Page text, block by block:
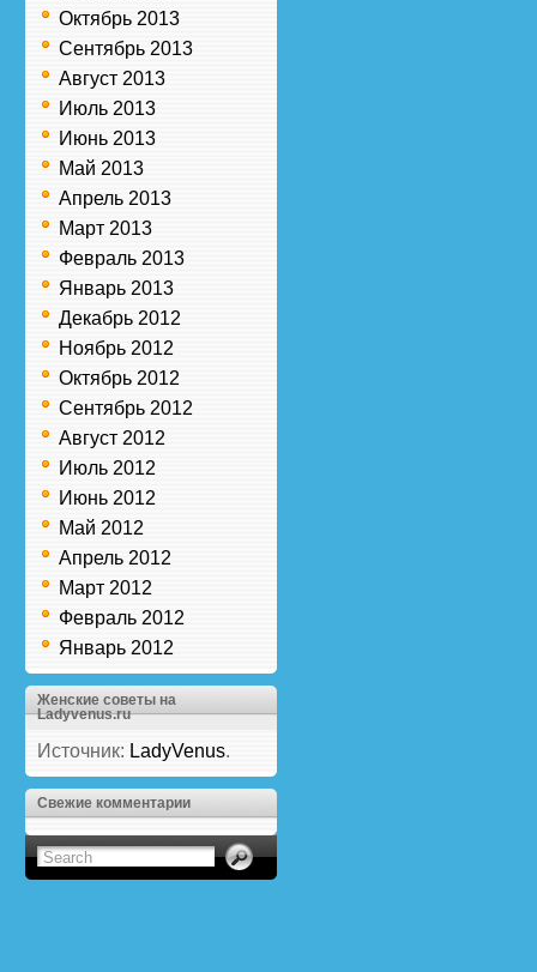
Октябрь 2013
Сентябрь 2013
Август 2013
Июль 2013
Июнь 2013
Май 2013
Апрель 2013
Март 2013
Февраль 2013
Январь 2013
Декабрь 2012
Ноябрь 2012
Октябрь 2012
Сентябрь 2012
Август 2012
Июль 2012
Июнь 2012
Май 2012
Апрель 2012
Март 2012
Февраль 2012
Январь 2012
Женские советы на
Ladyvenus.ru
Источник: LadyVenus.
Свежие комментарии